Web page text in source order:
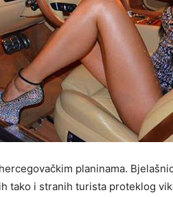
planinama.
tako i stranih turista proteklog